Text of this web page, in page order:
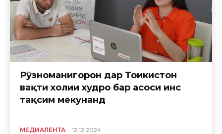
Рӯзноманигорон дар Тоҷикистон
вақти холии худро бар асоси ҷинс
тақсим мекунанд
МЕДИАЛЕНТА 12.12.2024